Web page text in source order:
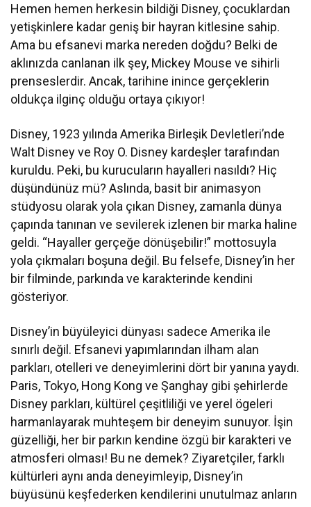
Hemen hemen herkesin bildiği Disney, çocuklardan
yetişkinlere kadar geniş bir hayran kitlesine sahip.
Ama bu efsanevi marka nereden doğdu? Belki de
aklınızda canlanan ilk şey, Mickey Mouse ve sihirli
prenseslerdir. Ancak, tarihine inince gerçeklerin
oldukça ilginç olduğu ortaya çıkıyor!
Disney, 1923 yılında Amerika Birleşik Devletleri’nde
Walt Disney ve Roy O. Disney kardeşler tarafından
kuruldu. Peki, bu kurucuların hayalleri nasıldı? Hiç
düşündünüz mü? Aslında, basit bir animasyon
stüdyosu olarak yola çıkan Disney, zamanla dünya
çapında tanınan ve sevilerek izlenen bir marka haline
geldi. “Hayaller gerçeğe dönüşebilir!” mottosuyla
yola çıkmaları boşuna değil. Bu felsefe, Disney’in her
bir filminde, parkında ve karakterinde kendini
gösteriyor.
Disney’in büyüleyici dünyası sadece Amerika ile
sınırlı değil. Efsanevi yapımlarından ilham alan
parkları, otelleri ve deneyimlerini dört bir yanına yaydı.
Paris, Tokyo, Hong Kong ve Şanghay gibi şehirlerde
Disney parkları, kültürel çeşitliliği ve yerel ögeleri
harmanlayarak muhteşem bir deneyim sunuyor. İşin
güzelliği, her bir parkın kendine özgü bir karakteri ve
atmosferi olması! Bu ne demek? Ziyaretçiler, farklı
kültürleri aynı anda deneyimleyip, Disney’in
büyüsünü keşfederken kendilerini unutulmaz anların